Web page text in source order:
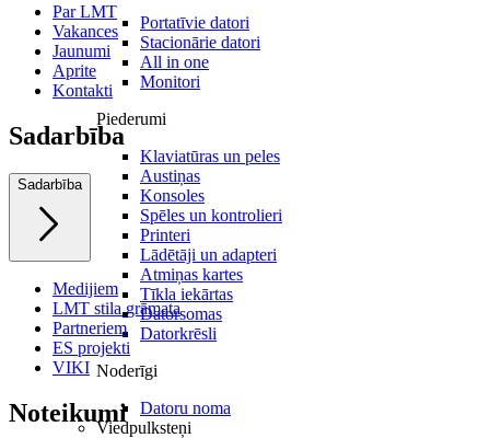
Portatīvie datori
Stacionārie datori
All in one
Monitori
Piederumi
Klaviatūras un peles
Austiņas
Konsoles
Spēles un kontrolieri
Printeri
Lādētāji un adapteri
Atmiņas kartes
Tīkla iekārtas
Datorsomas
Datorkrēsli
Noderīgi
Datoru noma
Viedpulksteņi
Par LMT
Vakances
Jaunumi
Aprite
Kontakti
Sadarbība
Sadarbība
Medijiem
LMT stila grāmata
Partneriem
ES projekti
VIKI
Noteikumi